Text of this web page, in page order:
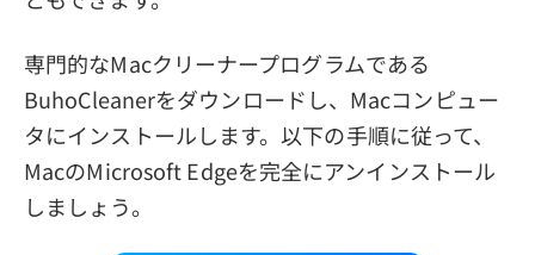
専門的なMacクリーナープログラムである
BuhoCleanerをダウンロードし、Macコンピュー
タにインストールします。以下の手順に従って、
MacのMicrosoft Edgeを完全にアンインストール
しましょう。